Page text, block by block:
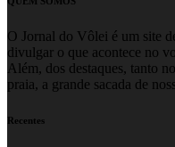
O Jornal do Vôlei é um site
divulgar o que acontece no
Além, dos destaques, tanto
praia, a grande sacada de
Recentes